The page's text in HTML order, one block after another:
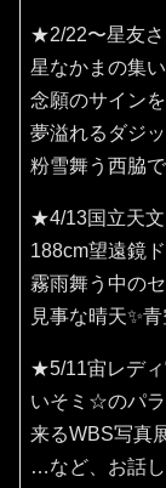
★2/22〜星友さ
星なかまの集
念願のサイン
夢溢れるダジ
粉雪舞う西脇
★4/13国立天文
188cm望遠鏡
霧雨舞う中の
見事な晴天✨️
★5/11宙レディ
いそミ☆のパラ
来るWBS写真
…など、お話